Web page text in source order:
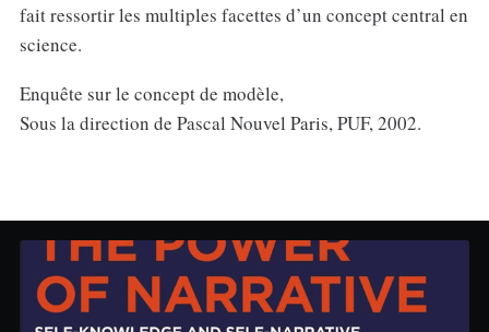
fait ressortir les multiples facettes d’un concept central en
science.
Enquête sur le concept de modèle,
Sous la direction de Pascal Nouvel Paris, PUF, 2002.